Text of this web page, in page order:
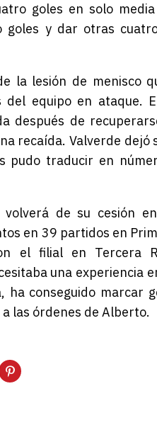
goles en solo
goles y dar otras
la lesión de menisco
equipo en ataque.
después de
recaída. Valverde dejó
pudo traducir en
de su cesión
en 39 partidos en
el filial en Tercera
una experiencia
ha conseguido marcar
las órdenes de Alberto.